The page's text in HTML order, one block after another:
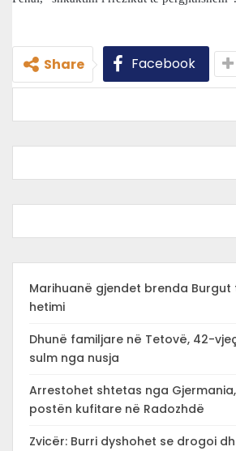
Share Facebook
Marihuanë gjendet brenda Burgut
hetimi
Dhunë familjare në Tetovë, 42-
sulm nga nusja
Arrestohet shtetas nga
postën kufitare në Radozhdë
Zvicër: Burri dyshohet se drogoi